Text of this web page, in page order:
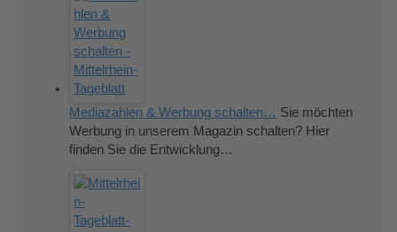
Mediazahlen & Werbung schalten… Sie möchten
Werbung in unserem Magazin schalten? Hier
finden Sie die Entwicklung…